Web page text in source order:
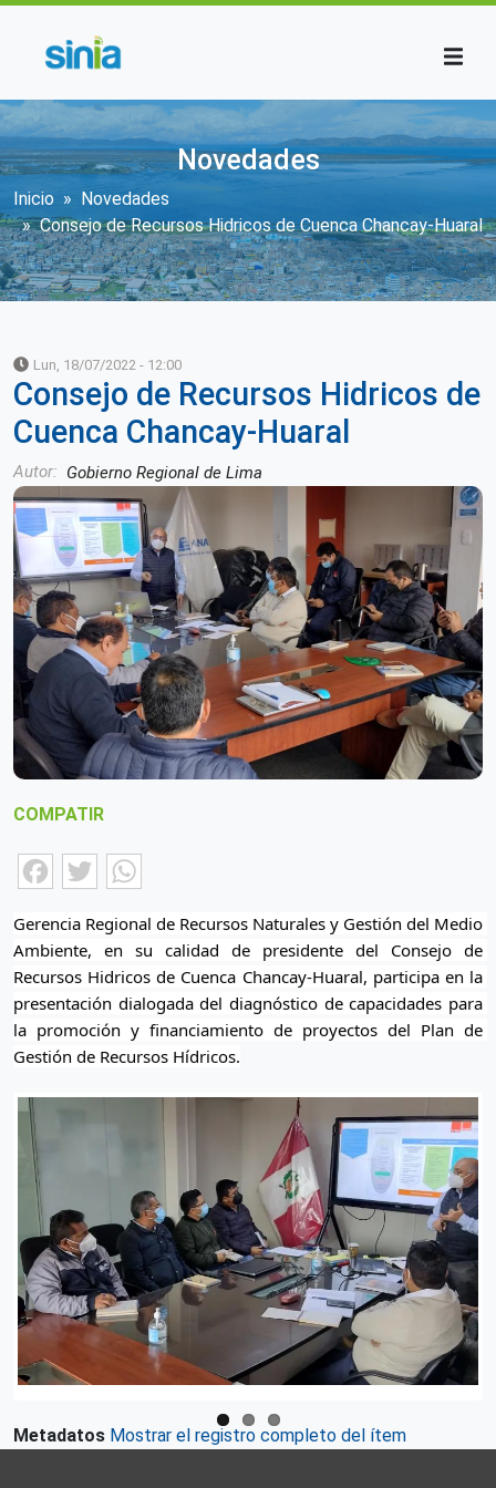
Novedades
Sobrescribir enlaces de ayuda a la
Inicio
Novedades
Consejo de Recursos Hidricos de Cuenca Chancay-Huaral
Lun, 18/07/2022 - 12:00
Consejo de Recursos Hidricos de
Cuenca Chancay-Huaral
Autor Gobierno Regional de Lima
COMPATIR
Facebook
Twitter
Gerencia Regional de Recursos Naturales y Gestión del Medio
Ambiente, en su calidad de presidente del Consejo de
Recursos Hidricos de Cuenca Chancay-Huaral, participa en la
presentación dialogada del diagnóstico de capacidades para
la promoción y financiamiento de proyectos del Plan de
Gestión de Recursos Hídricos.
Metadatos Mostrar el registro completo del ítem